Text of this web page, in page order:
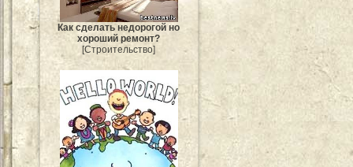
Как сделать недорогой но
хороший ремонт?
[Строительство]